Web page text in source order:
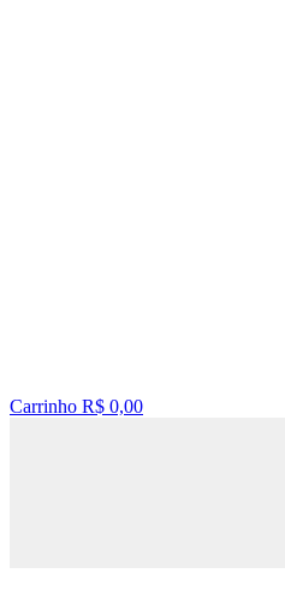
Carrinho R$ 0,00